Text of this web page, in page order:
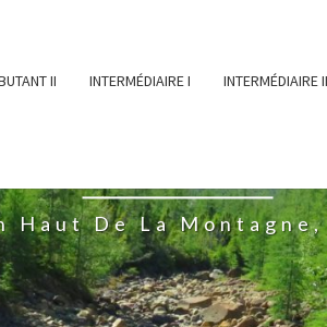
II INTERMÉDIAIRE I INTERMÉDIAIRE II
Haut De La